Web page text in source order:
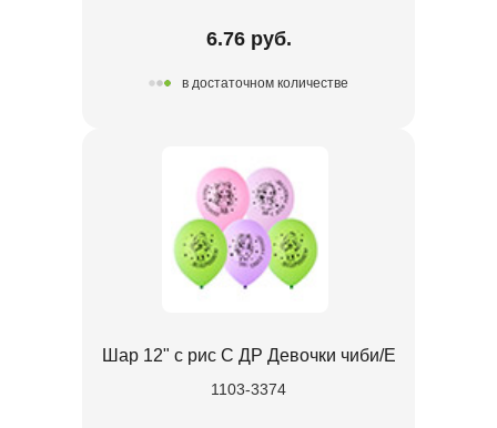
6.76 руб.
в достаточном количестве
Шар 12" с рис С ДР Девочки чиби/E
1103-3374